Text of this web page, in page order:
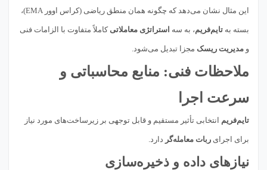
این مثال نشان می‌دهد که چگونه همان منطق ریاضی (کراس اوور EMA)،
بسته به تایم‌فریم، به سه استراتژی معاملاتی کاملاً متفاوت با الزامات فنی
و مدیریت ریسک مجزا تبدیل می‌شود.
ملاحظات فنی: منابع محاسباتی و
سرعت اجرا
تایم‌فریم انتخابی تأثیر مستقیم و قابل توجهی بر زیرساخت‌های مورد نیاز
برای اجرای ربات معامله‌گر دارد.
نیازهای داده و ذخیره‌سازی